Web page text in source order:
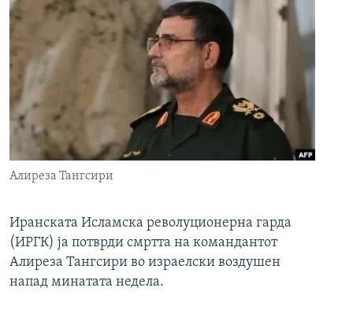
Алиреза Тангсири
Иранската Исламска револуционерна гарда
(ИРГК) ја потврди смртта на командантот
Алиреза Тангсири во израелски воздушен
напад минатата недела.